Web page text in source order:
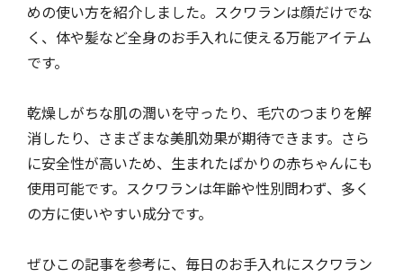
めの使い方を紹介しました。スクワランは顔だけでな
く、体や髪など全身のお手入れに使える万能アイテム
です。
乾燥しがちな肌の潤いを守ったり、毛穴のつまりを解
消したり、さまざまな美肌効果が期待できます。さら
に安全性が高いため、生まれたばかりの赤ちゃんにも
使用可能です。スクワランは年齢や性別問わず、多く
の方に使いやすい成分です。
ぜひこの記事を参考に、毎日のお手入れにスクワラン